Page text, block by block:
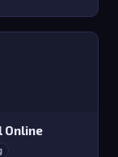
Online